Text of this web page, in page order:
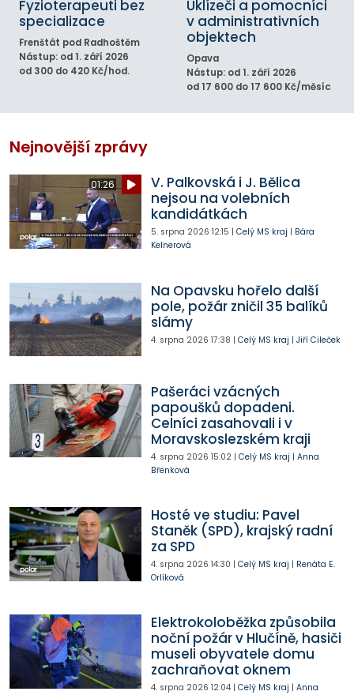
Fyzioterapeuti bez
specializace
Frenštát pod Radhoštěm
Nástup: od 1. září 2026
od 300 do 420 Kč/hod.
Uklízeči a pomocníci
v administrativních
objektech
Opava
Nástup: od 1. září 2026
od 17 600 do 17 600 Kč/měsíc
Nejnovější zprávy
01:26
V. Palkovská i J. Bělica
nejsou na volebních
kandidátkách
5. srpna 2026 12:15 | Celý MS kraj | Bára
Kelnerová
Na Opavsku hořelo další
pole, požár zničil 35 balíků
slámy
4. srpna 2026 17:38 | Celý MS kraj | Jiří Cileček
Pašeráci vzácných
papoušků dopadeni.
Celníci zasahovali i v
Moravskoslezském kraji
4. srpna 2026 15:02| Celý MS kraj | Anna
Břenková
Hosté ve studiu: Pavel
Staněk (SPD), krajský radní
za SPD
4. srpna 2026 14:30 | Celý MS kraj | Renáta E.
Orlíková
Elektrokoloběžka způsobila
noční požár v Hlučíně, hasiči
museli obyvatele domu
zachraňovat oknem
4. srpna 2026 12:04| Celý MS kraj | Anna